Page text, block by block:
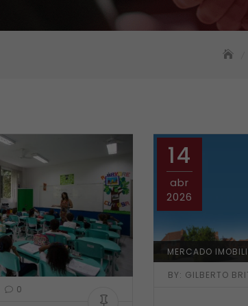
0
14
abr
2026
MERCADO
BY: GILBERTO